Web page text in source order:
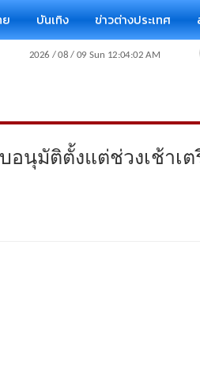
ย บันเทิง ข่าวต่างประเทศ
นุมัติตั้งแต่ช่วงเช้าเต